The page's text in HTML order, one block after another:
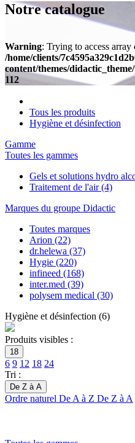
Notre catalogue
Warning: Trying to access
/home/clients/
content/themes/
112
Tous les produits
Hygiène et désinfection
Gamme
Toutes les gammes
Gels et solutions hydro
Traitement de l'air(4)
Marques du groupe Didactic
Toutes marques
Arion (22)
dr.helewa (37)
Hygie (220)
infineed (168)
inter.med (39)
polysem medical (30)
Hygiène et désinfection (6)
Produits visibles :
18
6 9 12 18 24
Tri :
De Z à A
Ordre naturel De A à Z De Z à A